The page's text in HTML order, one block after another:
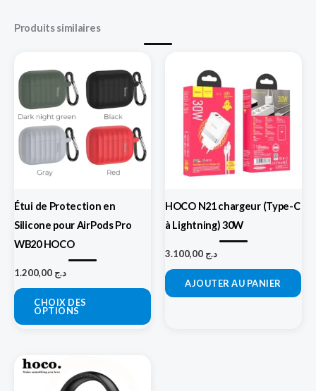
Produits similaires
Étui de Protection en
Silicone pour AirPods Pro
WB20 HOCO
د.ج
CHOIX DES
OPTIONS
plusieurs
variations.
options
être
choisies
page
HOCO N21 chargeur (Type-C
à Lightning) 30W
د.ج
AJOUTER AU PANIER